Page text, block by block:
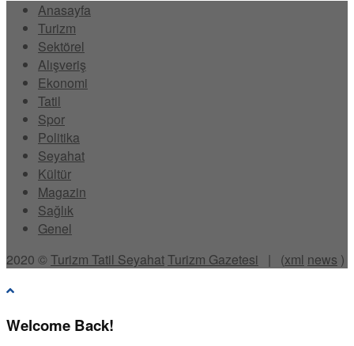
Anasayfa
Turizm
Sektörel
Alışveriş
Ekonomi
Tatil
Spor
Politika
Seyahat
Kültür
Magazin
Sağlık
Genel
2020 ©Turizm Tatil SeyahatTurizm Gazetesi | (xml news )
Welcome Back!